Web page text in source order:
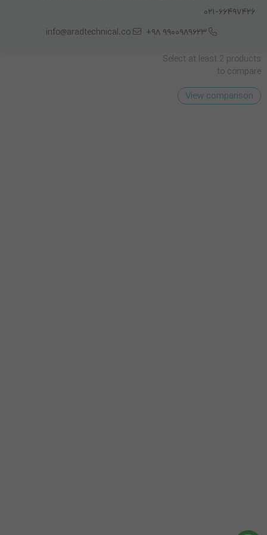
قابل استفاده برای پرینت شماره سریال ، نام و نام خانوادگی ، شماره
عضویت ، لوگو به صورت تک رنگ مشکی بر روی کارت های پی وی سی
66497426-021
9900989623 98+
info@aradtechnical.co
Select at least 2 products
to compare
View comparison